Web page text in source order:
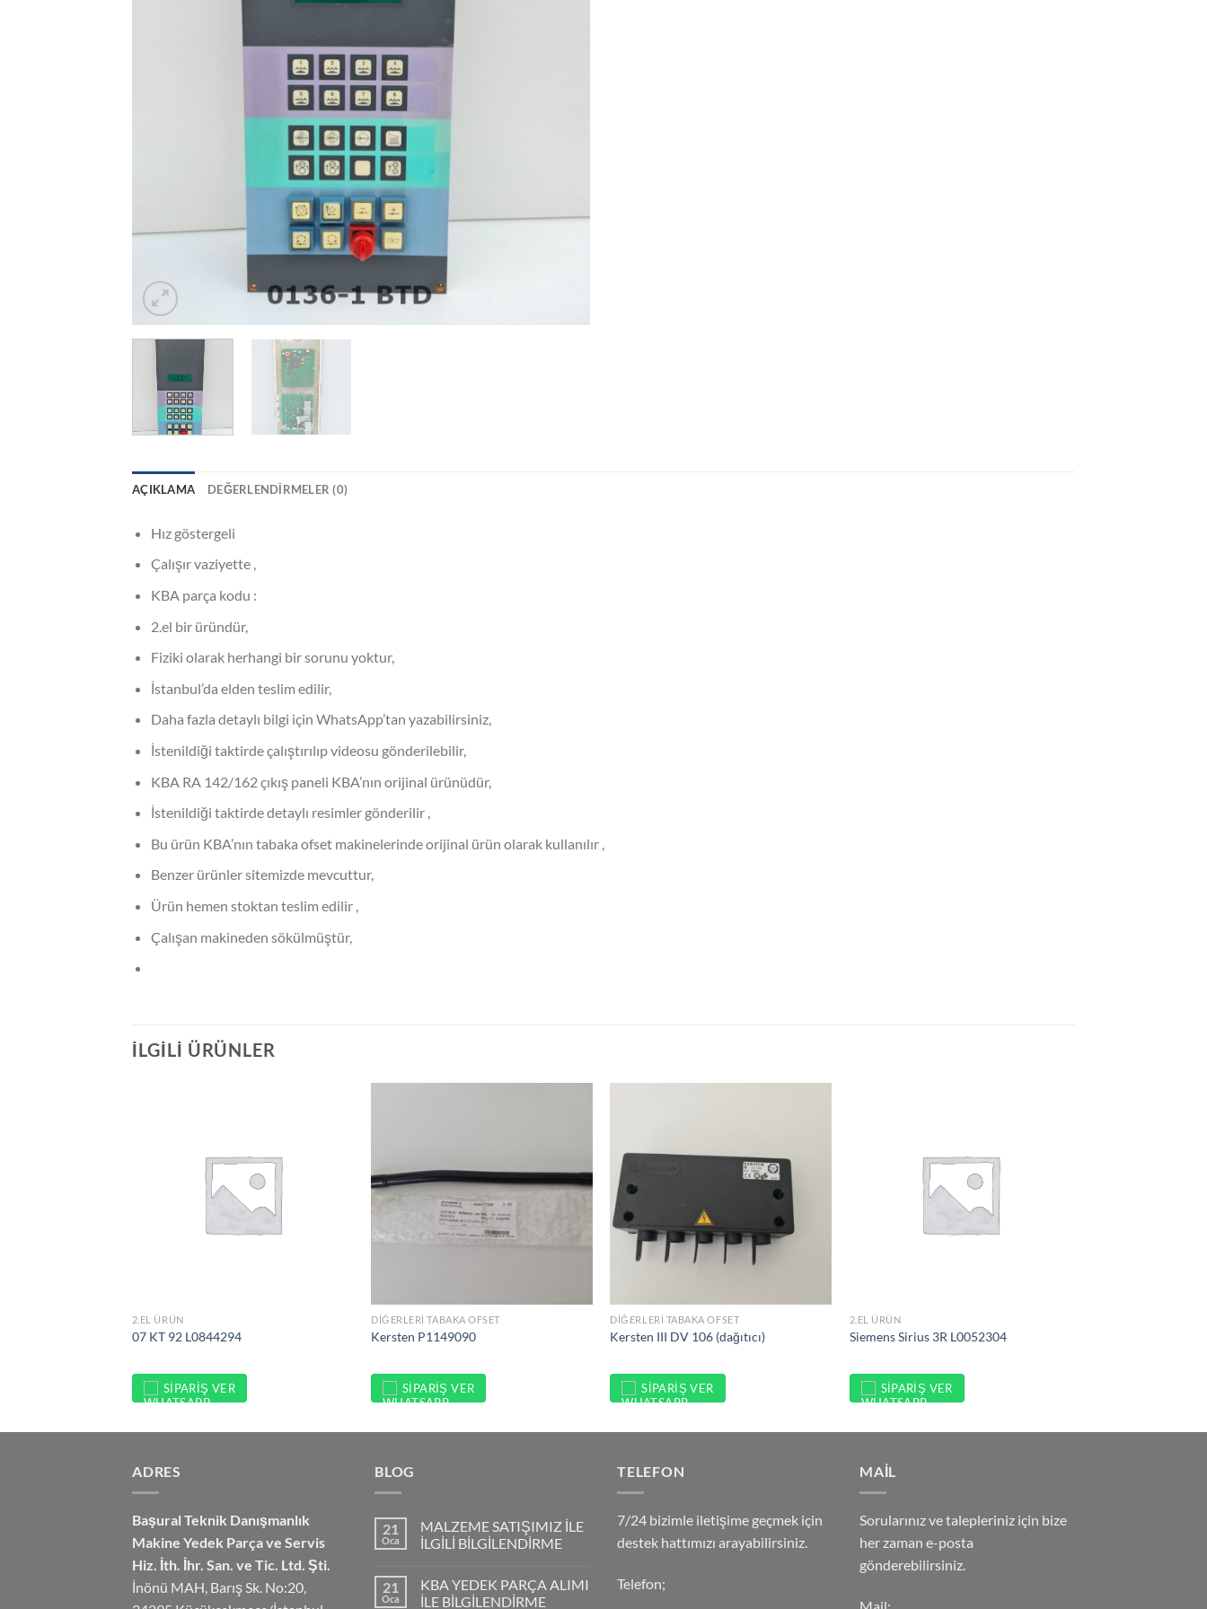
AÇIKLAMA DEĞERLENDIRMELER (0)
Hız göstergeli
Çalışır vaziyette ,
KBA parça kodu :
2.el bir üründür,
Fiziki olarak herhangi bir sorunu yoktur,
İstanbul’da elden teslim edilir,
Daha fazla detaylı bilgi için WhatsApp’tan yazabilirsiniz,
İstenildiği taktirde çalıştırılıp videosu gönderilebilir,
KBA RA 142/162 çıkış paneli KBA’nın orijinal ürünüdür,
İstenildiği taktirde detaylı resimler gönderilir ,
Bu ürün KBA’nın tabaka ofset makinelerinde orijinal ürün olarak kullanılır ,
Benzer ürünler sitemizde mevcuttur,
Ürün hemen stoktan teslim edilir ,
Çalışan makineden sökülmüştür,
İLGILI ÜRÜNLER
2.EL ÜRÜN
07 KT 92 L0844294
SIPARIŞ VER
DIĞERLERI TABAKA OFSET
Kersten P1149090
SIPARIŞ VER
DIĞERLERI TABAKA OFSET
Kersten III DV 106 (dağıtıcı)
SIPARIŞ VER
2.EL ÜRÜN
Siemens Sirius 3R L0052304
SIPARIŞ VER
ADRES
Başural Teknik Danışmanlık
Makine Yedek Parça ve Servis
Hiz. İth. İhr. San. ve Tic. Ltd. Şti.
İnönü MAH, Barış Sk. No:20,
BLOG
21
Oca
MALZEME SATIŞIMIZ İLE
İLGİLİ BİLGİLENDİRME
21
Oca
KBA YEDEK PARÇA ALIMI
İLE BİLGİLENDİRME
TELEFON
7/24 bizimle iletişime geçmek için
destek hattımızı arayabilirsiniz.
Telefon;
MAİL
Sorularınız ve talepleriniz için bize
her zaman e-posta
gönderebilirsiniz.